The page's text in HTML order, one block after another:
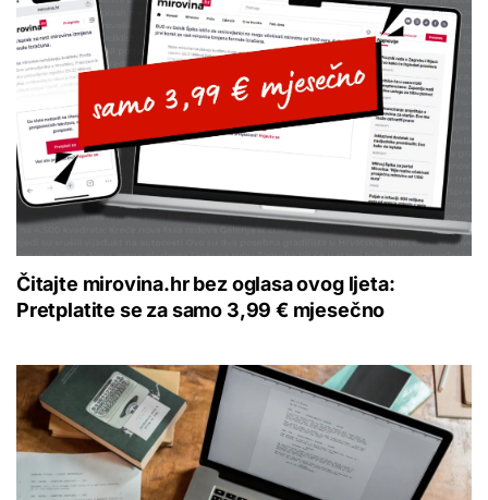
Čitajte mirovina.hr bez oglasa ovog ljeta:
Pretplatite se za samo 3,99 € mjesečno